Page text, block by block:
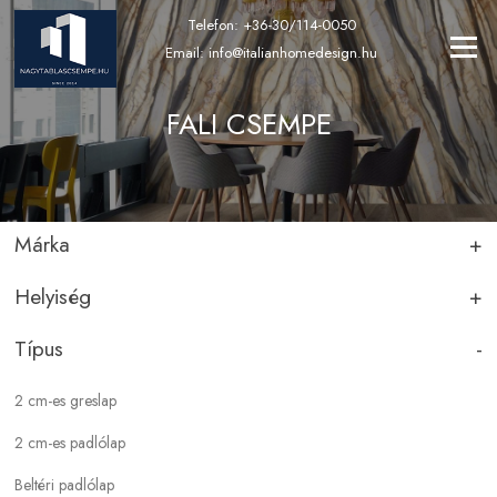
Ugrás
tartalomra
Menü
Telefon: +36-30/114-0050
Email:info@italianhomedesign.hu
FALI CSEMPE
Márka +
ABK
Apavisa
Helyiség +
Fürdőszoba
Konyha
Közösségi terek
Kültér
Típus -
2 cm-es greslap
2 cm-es padlólap
Beltéri padlólap